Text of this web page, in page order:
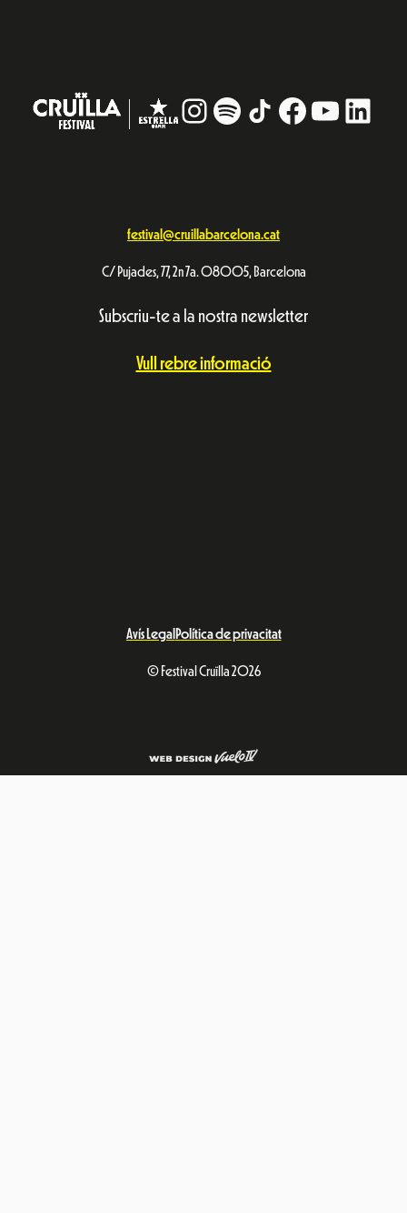
Instagram
# TikTokFacebook
festival@cruillabarcelona.cat
C/ Pujades, 77, 2n 7a. 08005, Barcelona
Subscriu-te a la nostra newsletter
Vull rebre informació
Avís Legal Política de privacitat
© Festival Cruïlla 2026